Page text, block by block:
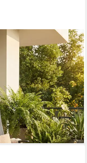
klappbar, 7-Fach
120kg